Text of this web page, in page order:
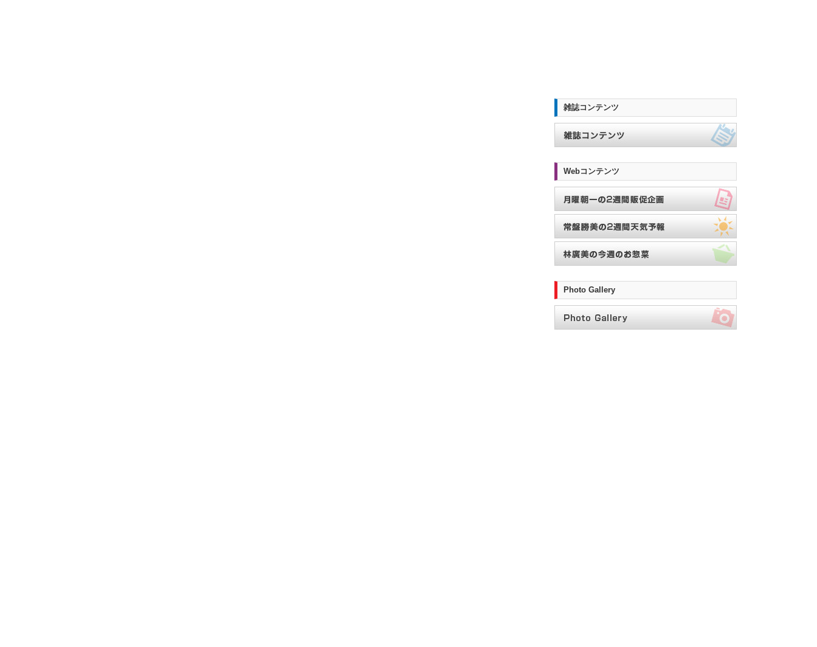
雑誌コンテンツ
Webコンテンツ
Photo Gallery